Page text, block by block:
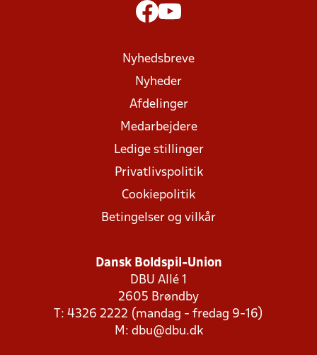
Nyhedsbreve
Nyheder
Afdelinger
Medarbejdere
Ledige stillinger
Privatlivspolitik
Cookiepolitik
Betingelser og vilkår
Dansk Boldspil-Union
DBU Allé 1
2605 Brøndby
T: 4326 2222 (mandag - fredag 9-16)
M: dbu@dbu.dk